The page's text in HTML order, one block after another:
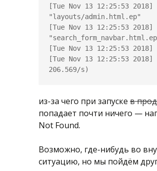
[Tue Nov 13 12:25:53
"layouts/admin.html.ep"
[Tue Nov 13 12:25:53
[Tue Nov 13 12:25:53
[Tue Nov 13 12:25:53
из-за чего при запуске в
попадает почти ничего —
Not Found.
Возможно, где-нибудь во
ситуацию, но мы пойдём